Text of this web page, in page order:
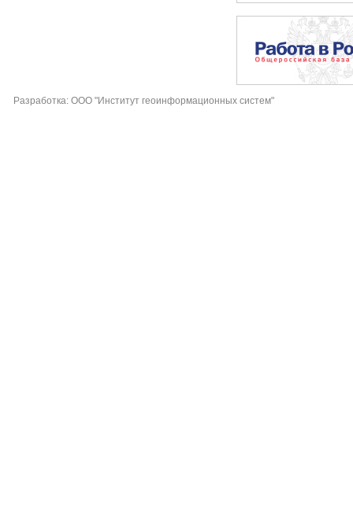
Разработка: ООО "Институт геоинформационных систем"